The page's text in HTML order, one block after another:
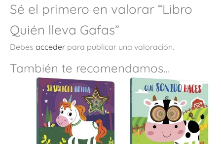
Sé el primero en valorar “Libro
Quién lleva Gafas”
Debes acceder para publicar una valoración.
También te recomendamos…